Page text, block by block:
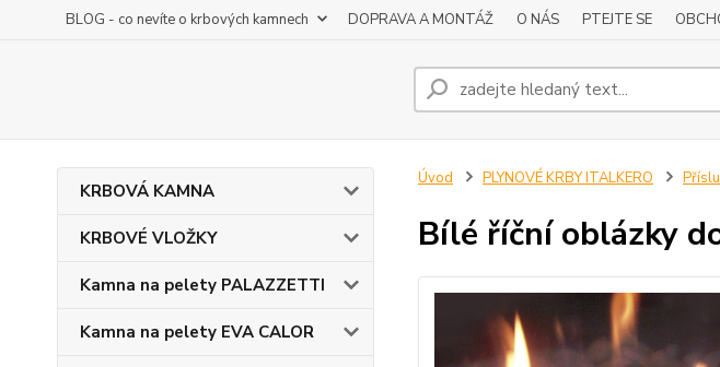
BLOG - co nevíte o krbových kamnech DOPRAVA A MONTÁŽ O NÁS PTEJTE SE
KRBOVÁ KAMNA
KRBOVÉ VLOŽKY
Kamna na pelety PALAZZETTI
Kamna na pelety EVA CALOR
Úvod PLYNOVÉ KRBY ITALKERO
Bílé říční oblázky